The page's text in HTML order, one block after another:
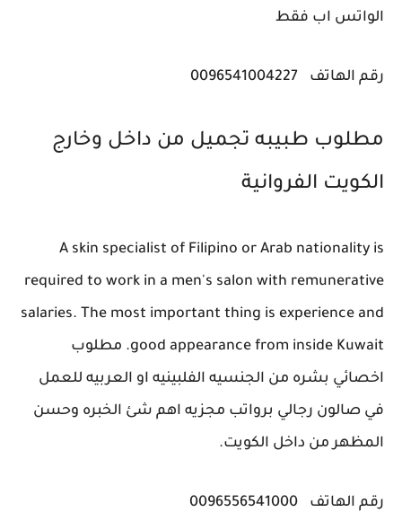
الواتس اب فقط
رقم الهاتف 0096541004227
مطلوب طبيبه تجميل من داخل وخارج
الكويت ‎الفروانية
A skin specialist of Filipino or Arab nationality is
required to work in a men's salon with remunerative
salaries. The most important thing is experience and
good appearance from inside Kuwait. مطلوب
اخصائي بشره من الجنسيه الفلبينيه او العربيه للعمل
في صالون رجالي برواتب مجزيه اهم شئ الخبره وحسن
المظهر من داخل الكويت.
رقم الهاتف 0096556541000